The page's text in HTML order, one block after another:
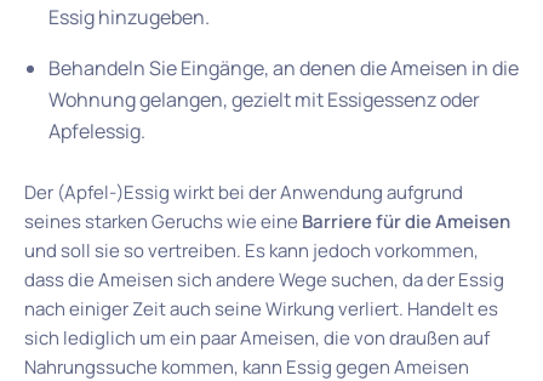
Essig hinzugeben.
Behandeln Sie Eingänge, an denen die Ameisen in die
Wohnung gelangen, gezielt mit Essigessenz oder
Apfelessig.
Der (Apfel-)Essig wirkt bei der Anwendung aufgrund
seines starken Geruchs wie eine Barriere für die Ameisen
und soll sie so vertreiben. Es kann jedoch vorkommen,
dass die Ameisen sich andere Wege suchen, da der Essig
nach einiger Zeit auch seine Wirkung verliert. Handelt es
sich lediglich um ein paar Ameisen, die von draußen auf
Nahrungssuche kommen, kann Essig gegen Ameisen